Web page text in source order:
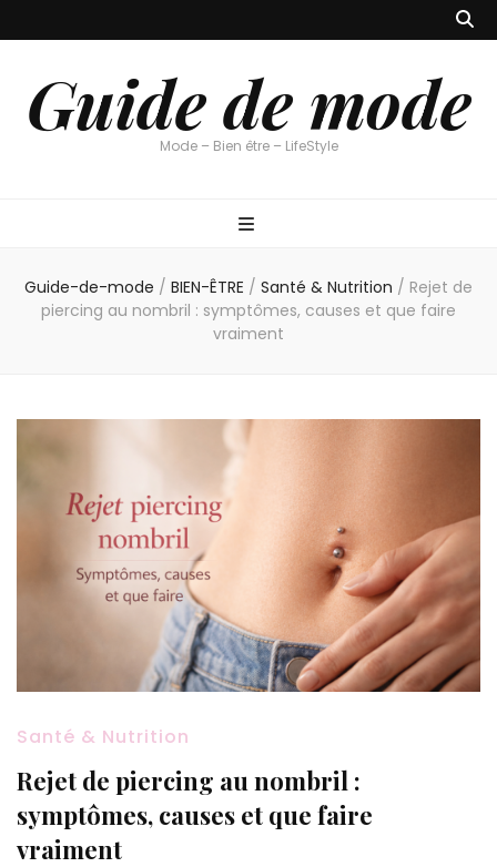
Guide de mode
Mode – Bien être – LifeStyle
Guide-de-mode / BIEN-ÊTRE / Santé & Nutrition / Rejet de
piercing au nombril : symptômes, causes et que faire
vraiment
Santé & Nutrition
Rejet de piercing au nombril :
symptômes, causes et que faire
vraiment